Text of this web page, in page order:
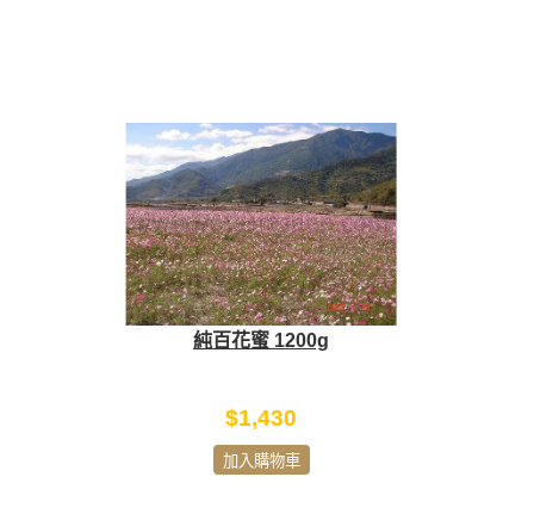
純百花蜜 1200g
$1,430
加入購物車